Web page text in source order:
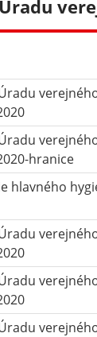
hranice
hlavného